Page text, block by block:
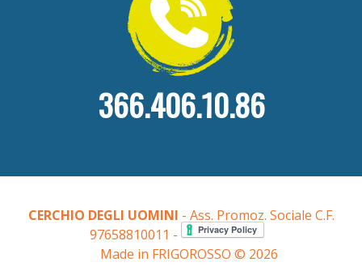
366.406.10.86
CERCHIO DEGLI UOMINI - Ass. Promoz. Sociale C.F.
97658810011 -
Made in FRIGOROSSO © 2026